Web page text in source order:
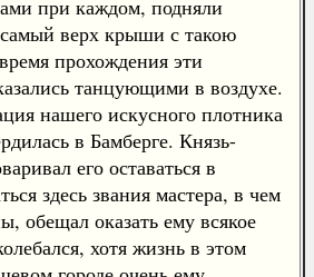
при каждом, подняли
верх крыши с такою
прохождения эти
танцующими в воздухе.
нашего искусного плотника
в Бамберге. Князь-
его оставаться в
здесь звания мастера, в чем
обещал оказать ему всякое
хотя жизнь в этом